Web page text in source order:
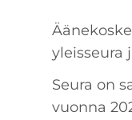
yleisseura
Seura on
vuonna